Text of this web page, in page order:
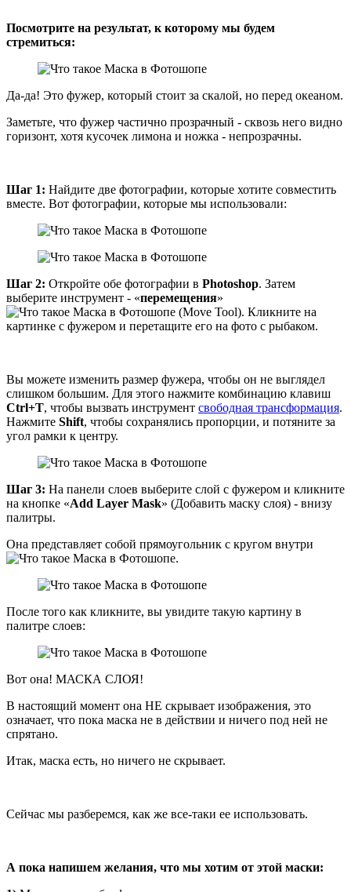
Посмотрите на результат, к которому мы будем
стремиться:
Да-да! Это фужер, который стоит за скалой, но перед океаном.
Заметьте, что фужер частично прозрачный - сквозь него видно
горизонт, хотя кусочек лимона и ножка - непрозрачны.
Шаг 1: Найдите две фотографии, которые хотите совместить
вместе. Вот фотографии, которые мы использовали:
Шаг 2: Откройте обе фотографии в Photoshop. Затем
выберите инструмент - «перемещения»
(Move Tool). Кликните на
картинке с фужером и перетащите его на фото с рыбаком.
Вы можете изменить размер фужера, чтобы он не выглядел
слишком большим. Для этого нажмите комбинацию клавиш
Ctrl+T, чтобы вызвать инструмент свободная трансформация.
Нажмите Shift, чтобы сохранялись пропорции, и потяните за
угол рамки к центру.
Шаг 3: На панели слоев выберите слой с фужером и кликните
на кнопке «Add Layer Mask» (Добавить маску слоя) - внизу
палитры.
Она представляет собой прямоугольник с кругом внутри
.
После того как кликните, вы увидите такую картину в
палитре слоев:
Вот она! МАСКА СЛОЯ!
В настоящий момент она НЕ скрывает изображения, это
означает, что пока маска не в действии и ничего под ней не
спрятано.
Итак, маска есть, но ничего не скрывает.
Сейчас мы разберемся, как же все-таки ее использовать.
А пока напишем желания, что мы хотим от этой маски: